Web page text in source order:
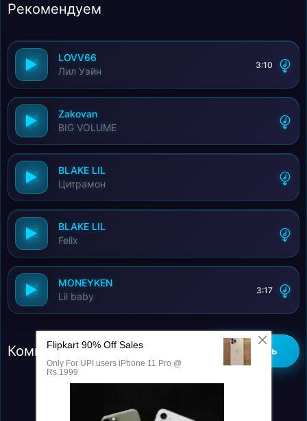
Рекомендуем
LOVV66
Лил Уэйн
3:10
Zakovan
BIG VOLUME
BLAKE LIL
Цитрамон
BLAKE LIL
Felix
MONEYKEN
Lil baby
3:17
Комментарии (0) Добавить